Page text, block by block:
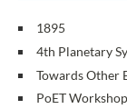
1895
4th Planetary
Towards Other
PoET